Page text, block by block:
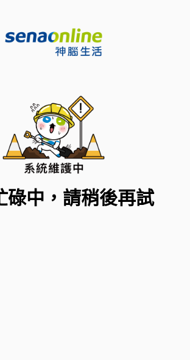
碌中，請稍後再試